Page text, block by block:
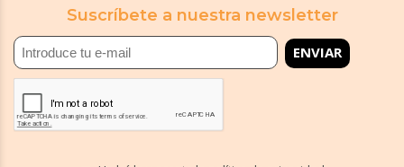
Suscríbete a nuestra newsletter